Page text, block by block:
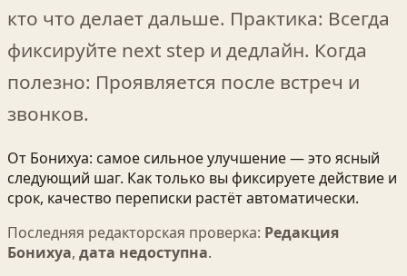
кто что делает дальше. Практика: Всегда
фиксируйте next step и дедлайн. Когда
полезно: Проявляется после встреч и
звонков.
От Бонихуа: самое сильное улучшение — это ясный
следующий шаг. Как только вы фиксируете действие и
срок, качество переписки растёт автоматически.
Последняя редакторская проверка: Редакция
Бонихуа, дата недоступна.